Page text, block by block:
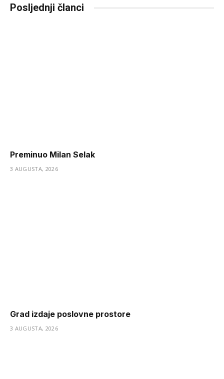
Posljednji članci
Preminuo Milan Selak
3 AUGUSTA, 2026
Grad izdaje poslovne prostore
3 AUGUSTA, 2026